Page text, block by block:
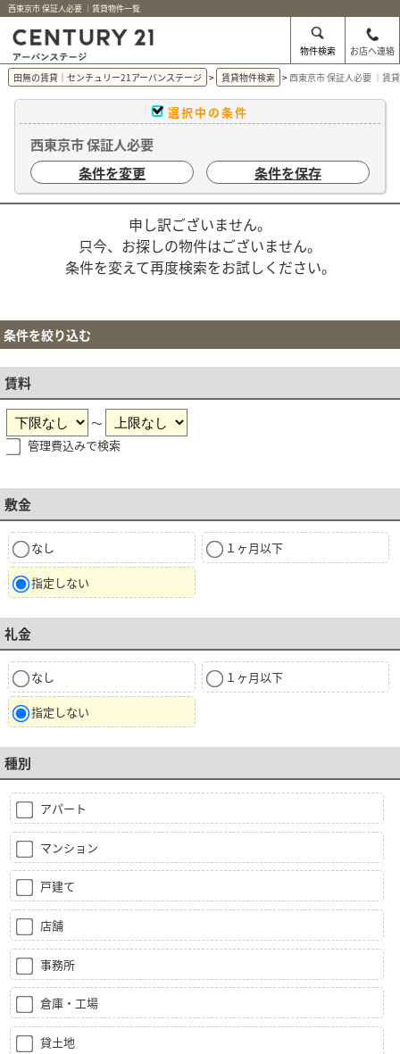
西東京市 保証人必要 ｜賃貸物件一覧
物件検索
お店へ連絡
田無の賃貸｜センチュリー21アーバンステージ
賃貸物件検索 西東京市 保証人必要 ｜賃
選択中の条件
西東京市 保証人必要
条件を変更
条件を保存
申し訳ございません。
只今、お探しの物件はございません。
条件を変えて再度検索をお試しください。
条件を絞り込む
賃料
～
管理費込みで検索
敷金
なし １ヶ月以下
指定しない
礼金
なし １ヶ月以下
指定しない
種別
アパート
マンション
戸建て
店舗
事務所
倉庫・工場
貸土地